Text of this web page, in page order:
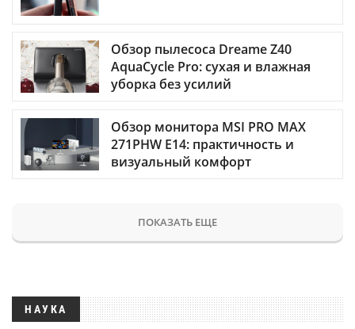
Обзор пылесоса Dreame Z40
AquaCycle Pro: сухая и влажная
уборка без усилий
Обзор монитора MSI PRO MAX
271PHW E14: практичность и
визуальный комфорт
ПОКАЗАТЬ ЕЩЕ
НАУКА